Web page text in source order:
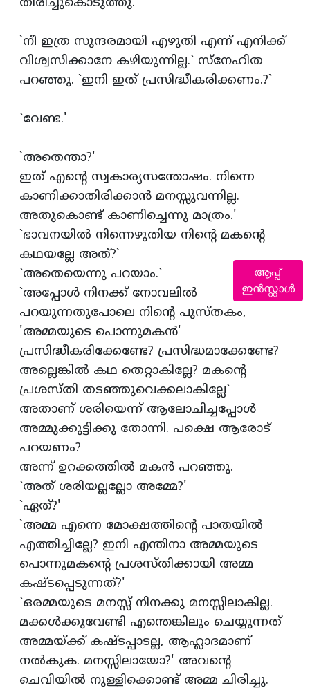
`നീ ഇത്ര സുന്ദരമായി എഴുതി എന്ന്‌ എനിക്ക്‌
വിശ്വസിക്കാനേ കഴിയുന്നില്ല.` സ്‌നേഹിത
പറഞ്ഞു. `ഇനി ഇത്‌ പ്രസിദ്ധീകരിക്കണം.?`
`വേണ്ട.'
`അതെന്താ?'
ഇത്‌ എന്‍റെ സ്വകാര്യസന്തോഷം. നിന്നെ
കാണിക്കാതിരിക്കാന്‍ മനസ്സുവന്നില്ല.
അതുകൊണ്ട്‌ കാണിച്ചെന്നു മാത്രം.'
`ഭാവനയില്‍ നിന്നെഴുതിയ നിന്‍റെ മകന്‍റെ
കഥയല്ലേ അത്‌?`
`അതെയെന്നു പറയാം.`
`അപ്പോള്‍ നിനക്ക്‌ നോവലില്‍
പറയുന്നതുപോലെ നിന്‍റെ പുസ്‌തകം,
'അമ്മയുടെ പൊന്നുമകന്‍'
പ്രസിദ്ധീകരിക്കേണ്ടേ? പ്രസിദ്ധമാക്കേണ്ടേ?
അല്ലെങ്കില്‍ കഥ തെറ്റാകില്ലേ? മകന്‍റെ
പ്രശസ്‌തി തടഞ്ഞുവെക്കലാകില്ലേ`
അതാണ്‌ ശരിയെന്ന്‌ ആലോചിച്ചപ്പോള്‍
അമ്മുക്കുട്ടിക്കു തോന്നി. പക്ഷെ ആരോട്‌
പറയണം?
അന്ന്‌ ഉറക്കത്തില്‍ മകന്‍ പറഞ്ഞു.
`അത്‌ ശരിയല്ലല്ലോ അമ്മേ?'
`ഏത്‌?'
`അമ്മ എന്നെ മോക്ഷത്തിന്‍റെ പാതയില്‍
എത്തിച്ചില്ലേ? ഇനി എന്തിനാ അമ്മയുടെ
പൊന്നുമകന്റെ പ്രശസ്‌തിക്കായി അമ്മ
കഷ്ടപ്പെടുന്നത്‌?'
`ഒരമ്മയുടെ മനസ്സ്‌ നിനക്കു മനസ്സിലാകില്ല.
മക്കള്‍ക്കുവേണ്ടി എന്തെങ്കിലും ചെയ്യുന്നത്‌
അമ്മയ്‌ക്ക്‌ കഷ്ടപ്പാടല്ല, ആഹ്ലാദമാണ്‌
നല്‍കുക. മനസ്സിലായോ?' അവന്‍റെ
ചെവിയില്‍ നുള്ളിക്കൊണ്ട്‌ അമ്മ ചിരിച്ചു.
ആപ്പ്
ഇൻസ്റ്റാൾ